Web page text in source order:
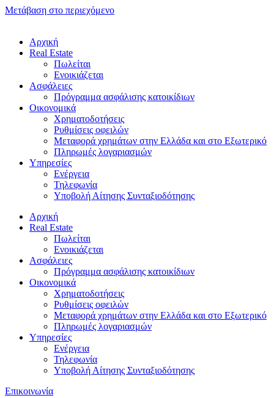
Μετάβαση στο περιεχόμενο
Αρχική
Real Estate
Πωλείται
Ενοικιάζεται
Ασφάλειες
Πρόγραμμα ασφάλισης κατοικίδιων
Οικονομικά
Χρηματοδοτήσεις
Ρυθμίσεις οφειλών
Μεταφορά χρημάτων στην Ελλάδα και στο Εξωτερικό
Πληρωμές λογαριασμών
Υπηρεσίες
Ενέργεια
Τηλεφωνία
Υποβολή Αίτησης Συνταξιοδότησης
Αρχική
Real Estate
Πωλείται
Ενοικιάζεται
Ασφάλειες
Πρόγραμμα ασφάλισης κατοικίδιων
Οικονομικά
Χρηματοδοτήσεις
Ρυθμίσεις οφειλών
Μεταφορά χρημάτων στην Ελλάδα και στο Εξωτερικό
Πληρωμές λογαριασμών
Υπηρεσίες
Ενέργεια
Τηλεφωνία
Υποβολή Αίτησης Συνταξιοδότησης
Επικοινωνία